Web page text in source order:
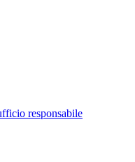
responsabile